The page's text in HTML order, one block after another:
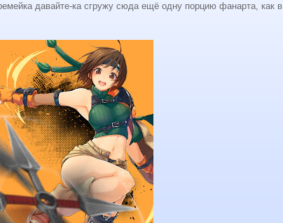
давайте-ка сгружу сюда ещё одну порцию фанарта, как в